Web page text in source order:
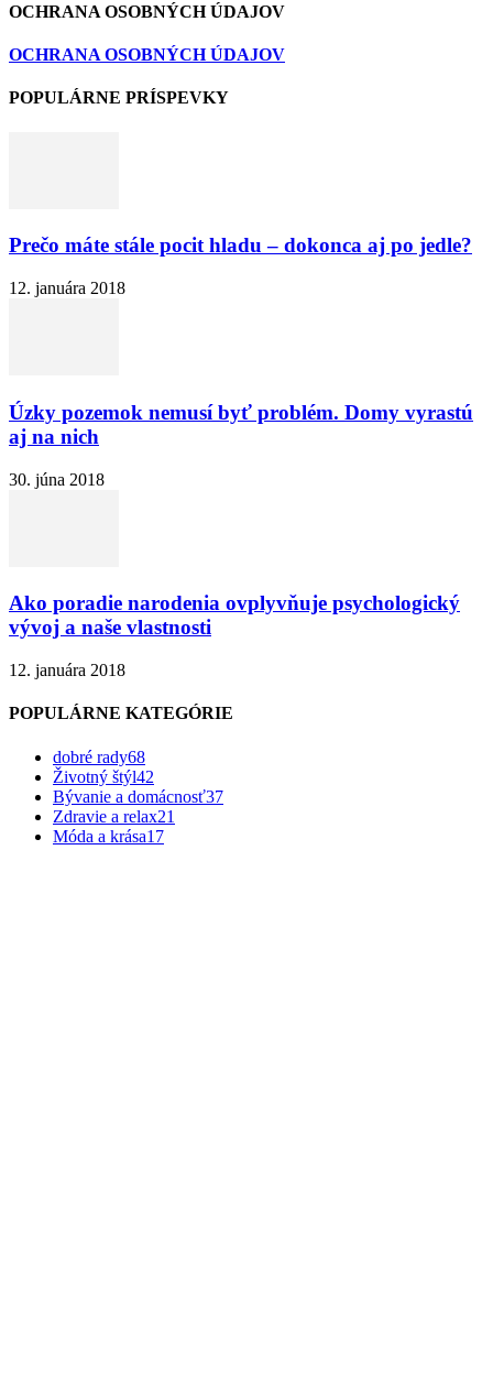
OCHRANA OSOBNÝCH ÚDAJOV
OCHRANA OSOBNÝCH ÚDAJOV
POPULÁRNE PRÍSPEVKY
Prečo máte stále pocit hladu – dokonca aj po jedle?
12. januára 2018
Úzky pozemok nemusí byť problém. Domy vyrastú
aj na nich
30. júna 2018
Ako poradie narodenia ovplyvňuje psychologický
vývoj a naše vlastnosti
12. januára 2018
POPULÁRNE KATEGÓRIE
dobré rady68
Životný štýl42
Bývanie a domácnosť37
Zdravie a relax21
Móda a krása17